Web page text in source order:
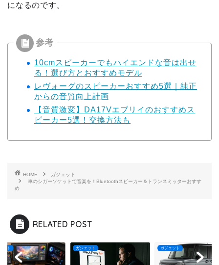
になるのです。
10cmスピーカーでもハイエンドな音は出せ
る！選び方とおすすめモデル
レヴォーグのスピーカーおすすめ5選｜純正
からの音質向上計画
【音質激変】DA17Vエブリイのおすすめス
ピーカー5選！交換方法も
HOME
ガジェット
車のシガーソケットで音楽を！Bluetoothスピーカー＆トランスミッターおすす
め
RELATED POST
ット ガジェット ガジェット